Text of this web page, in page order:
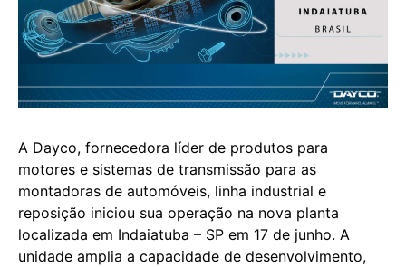
A Dayco, fornecedora líder de produtos para
motores e sistemas de transmissão para as
montadoras de automóveis, linha industrial e
reposição iniciou sua operação na nova planta
localizada em Indaiatuba – SP em 17 de junho. A
unidade amplia a capacidade de desenvolvimento,